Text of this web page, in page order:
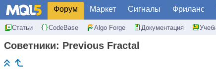
Форум Маркет Сигналы Фриланс
Статьи CodeBase Algo Forge Документация
Советники: Previous Fractal